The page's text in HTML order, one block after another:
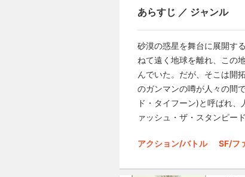
あらすじ ／ ジャンル
砂漠の惑星を舞台に展開す
ねて遠く地球を離れ、この
んでいた。だが、そこは開
のガンマンの噂が人々の間
ド・タイフーン)と呼ばれ
ァッシュ・ザ・スタンピー
アクション/バトル SF/フ